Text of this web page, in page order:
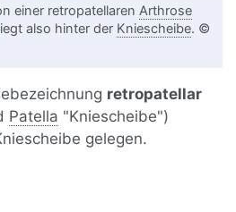
einer retropatellarenArthrose
also hinter der Kniescheibe. ©
retropatellar
Patella "Kniescheibe")
gelegen.